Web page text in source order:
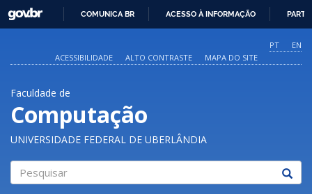
O
CONTEÚDO
GOVBR
COMUNICA BR ACESSO À INFORMAÇÃO
PT
EN
ACESSIBILIDADE
ALTO CONTRASTE MAPA DO SITE
Faculdade de
Computação
UNIVERSIDADE FEDERAL DE UBERLÂNDIA